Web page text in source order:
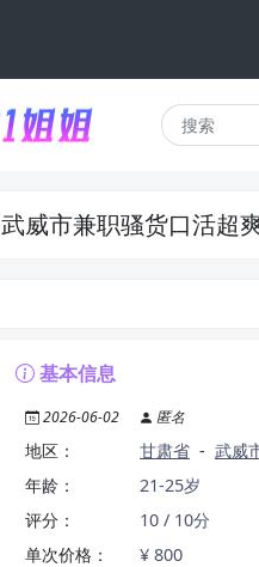
武威市兼职骚货口活超
基本信息
2026-06-02 匿名
地区： 甘肃省 - 武威
年龄：
21-25岁
评分：
10 / 10分
单次价格：
¥ 800